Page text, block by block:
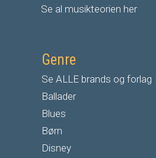
Se al musikteorien her
Genre
Se ALLE brands og forlag
Ballader
Blues
Børn
Disney